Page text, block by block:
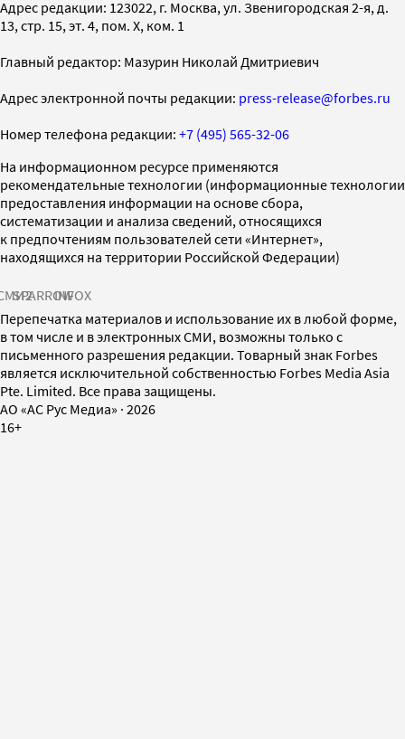
Адрес редакции: 123022, г. Москва, ул. Звенигородская 2-я, д.
13, стр. 15, эт. 4, пом. X, ком. 1
Главный редактор: Мазурин Николай Дмитриевич
Адрес электронной почты редакции: press-release@forbes.ru
Номер телефона редакции: +7 (495) 565-32-06
На информационном ресурсе применяются
рекомендательные технологии (информационные технологии
предоставления информации на основе сбора,
систематизации и анализа сведений, относящихся
к предпочтениям пользователей сети «Интернет»,
находящихся на территории Российской Федерации)
SPARROWINFOX
Перепечатка материалов и использование их в любой форме,
в том числе и в электронных СМИ, возможны только с
письменного разрешения редакции. Товарный знак Forbes
является исключительной собственностью Forbes Media Asia
Pte. Limited. Все права защищены.
AO «АС Рус Медиа» · 2026
16+